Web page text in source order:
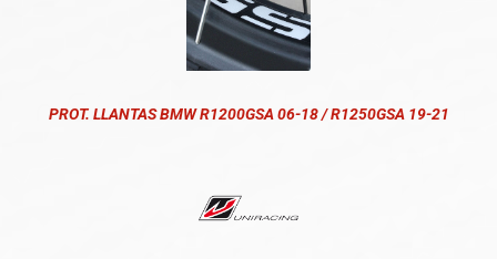
PROT. LLANTAS BMW R1200GSA 06-18 / R1250GSA 19-21